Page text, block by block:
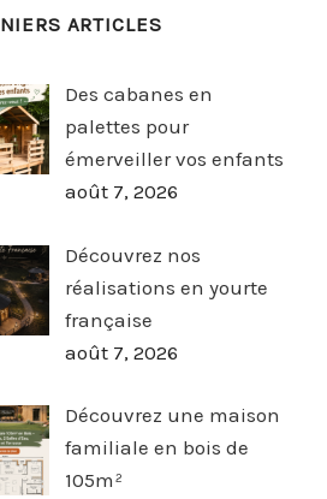
ARTICLES
Des cabanes en
palettes pour
émerveiller vos enfants
août 7, 2026
Découvrez nos
réalisations en yourte
française
août 7, 2026
Découvrez une maison
familiale en bois de
105m²